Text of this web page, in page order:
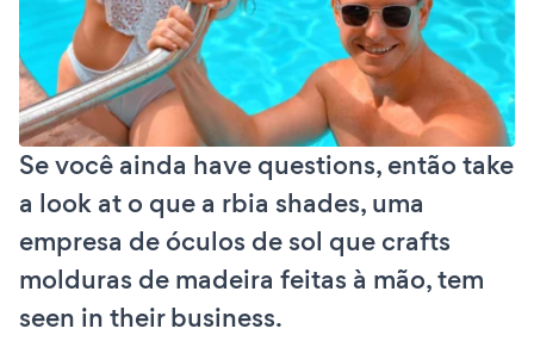
Se você ainda have questions, então take
a look at o que a rbia shades, uma
empresa de óculos de sol que crafts
molduras de madeira feitas à mão, tem
seen in their business.